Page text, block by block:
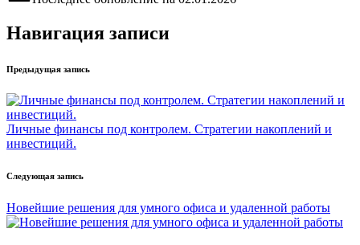
Навигация записи
Предыдущая запись
Личные финансы под контролем. Стратегии накоплений и
инвестиций.
Следующая запись
Новейшие решения для умного офиса и удаленной работы